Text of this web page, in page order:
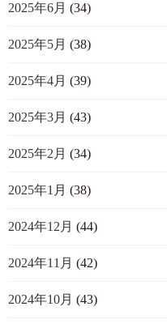
2025年6月 (34)
2025年5月 (38)
2025年4月 (39)
2025年3月 (43)
2025年2月 (34)
2025年1月 (38)
2024年12月 (44)
2024年11月 (42)
2024年10月 (43)